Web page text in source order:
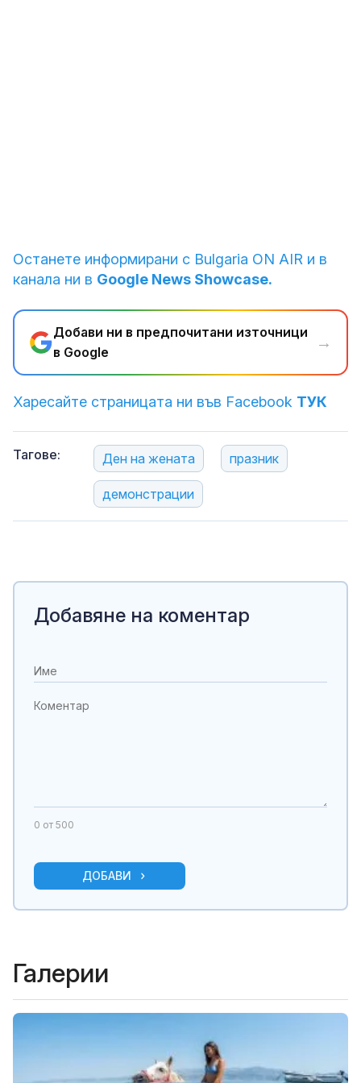
Останете информирани с Bulgaria ON AIR и в
канала ни в Google News Showcase.
Добави ни в предпочитани източници
в Google
→
Харесайте страницата ни във Facebook ТУК
Тагове: Ден на жената празник
демонстрации
Добавяне на коментар
0 от 500
ДОБАВИ
Галерии